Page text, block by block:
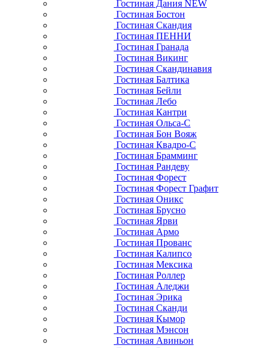
Гостиная Дания NEW
Гостиная Бостон
Гостиная Скандия
Гостиная ПЕННИ
Гостиная Гранада
Гостиная Викинг
Гостиная Скандинавия
Гостиная Балтика
Гостиная Бейли
Гостиная Лебо
Гостиная Кантри
Гостиная Ольса-С
Гостиная Бон Вояж
Гостиная Квадро-С
Гостиная Брамминг
Гостиная Рандеву
Гостиная Форест
Гостиная Форест Графит
Гостиная Оникс
Гостиная Брусно
Гостиная Ярви
Гостиная Армо
Гостиная Прованс
Гостиная Калипсо
Гостиная Мексика
Гостиная Роллер
Гостиная Аледжи
Гостиная Эрика
Гостиная Сканди
Гостиная Кымор
Гостиная Мэнсон
Гостиная Авиньон